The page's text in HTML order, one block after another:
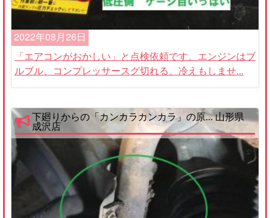
2022年08月26日
「エアコンがおかしい」と点検依頼です。エンジンはブ
ルブル、コンプレッサースグ切れる、冷えもしませ...
下廻りからの「カンカラカンカラ」の原... 山形県
成沢店